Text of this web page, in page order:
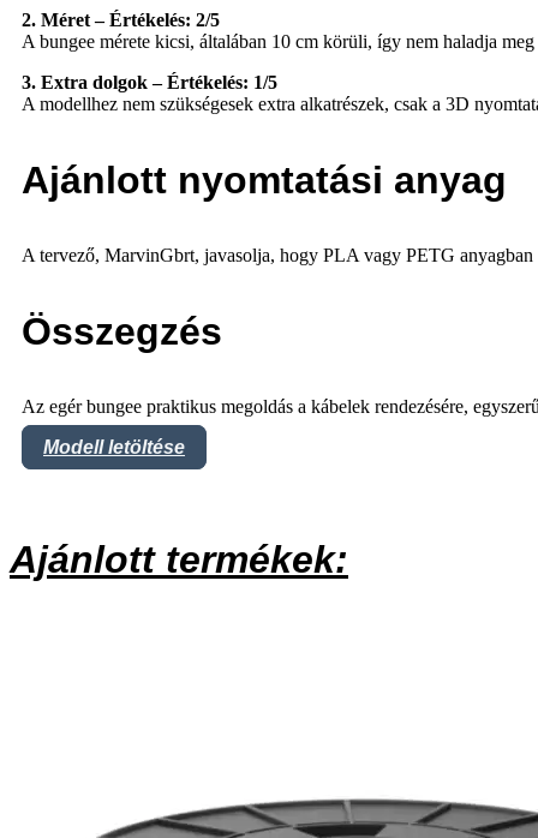
2. Méret – Értékelés: 2/5
A bungee mérete kicsi, általában 10 cm körüli, így nem haladja
3. Extra dolgok – Értékelés: 1/5
A modellhez nem szükségesek extra alkatrészek, csak a 3D
Ajánlott nyomtatási anyag
A tervező, MarvinGbrt, javasolja, hogy PLA vagy PETG
Összegzés
Az egér bungee praktikus megoldás a kábelek rendezésére,
Modell letöltése
Ajánlott termékek: